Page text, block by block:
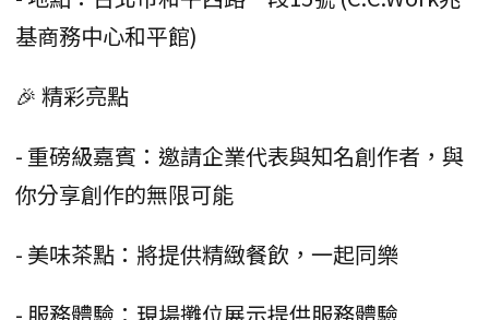
基商務中心和平館)
🎉 精彩亮點
- 重磅級嘉賓：邀請企業代表與知名創作者，與
你分享創作的無限可能
- 美味茶點：將提供精緻餐飲，一起同樂